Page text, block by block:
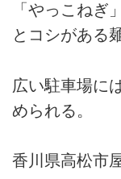
「やっこねぎ
とコシがある
広い駐車場に
められる。
香川県高松市